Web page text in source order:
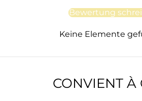
Bewertung
Keine Elemente
CONVIENT À